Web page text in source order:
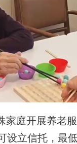
庭开展养老
立信托，最